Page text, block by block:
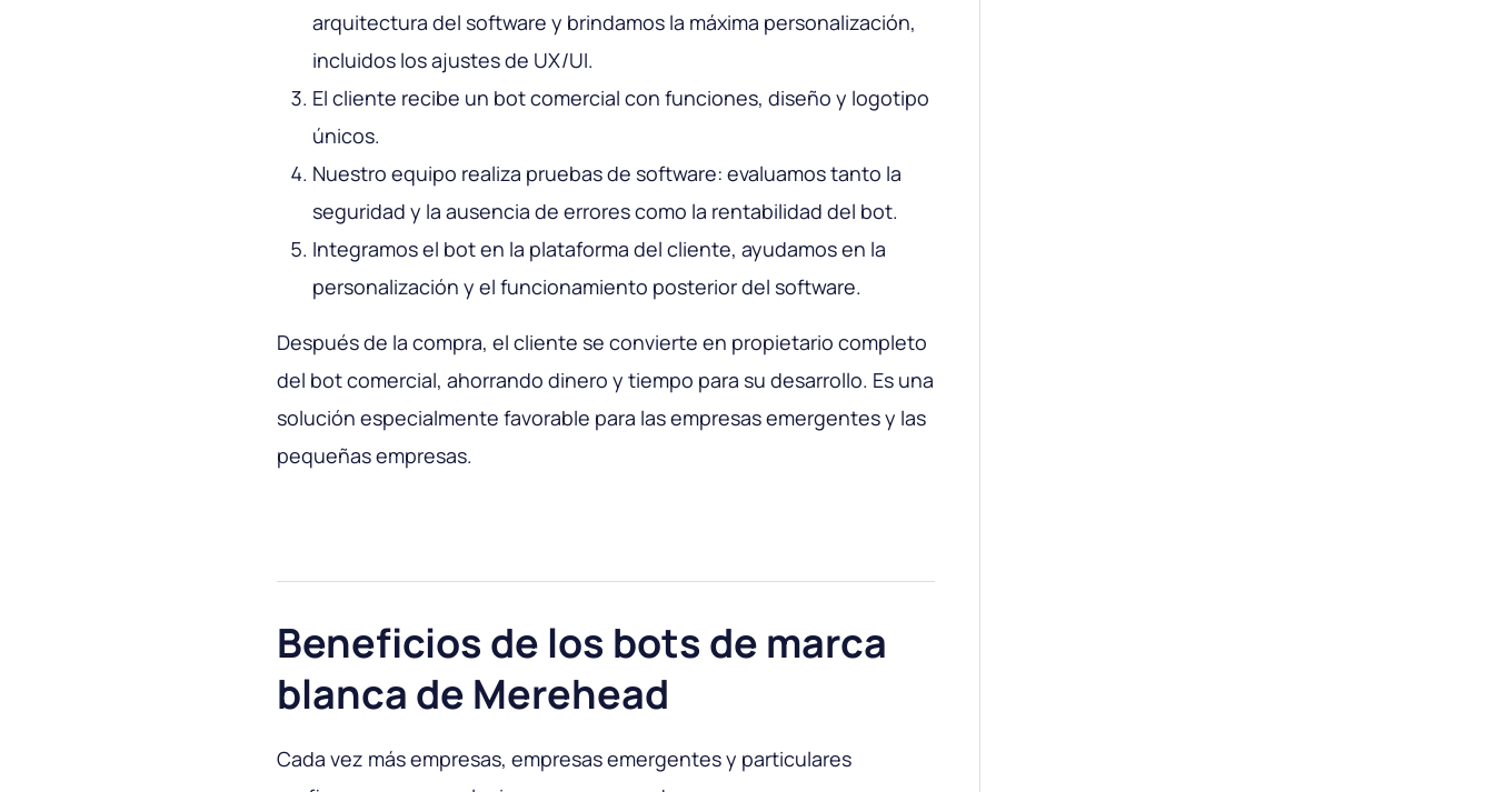
arquitectura del software y brindamos la máxima personalización,
incluidos los ajustes de UX/UI.
El cliente recibe un bot comercial con funciones, diseño y logotipo
únicos.
Nuestro equipo realiza pruebas de software: evaluamos tanto la
seguridad y la ausencia de errores como la rentabilidad del bot.
Integramos el bot en la plataforma del cliente, ayudamos en la
personalización y el funcionamiento posterior del software.
Después de la compra, el cliente se convierte en propietario completo
del bot comercial, ahorrando dinero y tiempo para su desarrollo. Es una
solución especialmente favorable para las empresas emergentes y las
pequeñas empresas.
Beneficios de los bots de marca
blanca de Merehead
Cada vez más empresas, empresas emergentes y particulares